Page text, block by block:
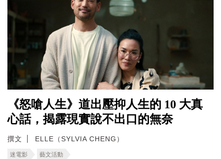
《怒嗆人生》道出壓抑人生的 10 大真
心話，揭露現實說不出口的無奈
撰文 ELLE（SYLVIA CHENG）
迷電影 藝文活動